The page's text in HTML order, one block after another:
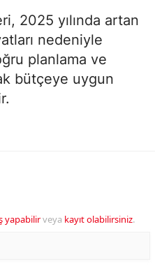
2025 yılında artan
nedeniyle
planlama ve
bütçeye uygun
yapabilirveya kayıt olabilirsiniz.